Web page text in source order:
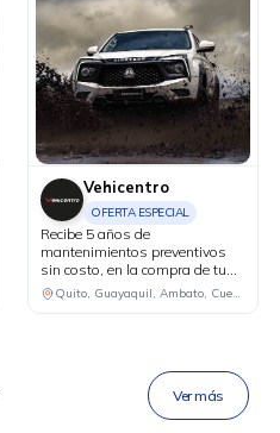
Vehicentro
OFERTA ESPECIAL
Recibe 5 años de
mantenimientos preventivos
sin costo, en la compra de tu
Lynk&Co modelo 02.
Quito, Guayaquil, Ambato, Cuenca
en una
app.
Ver más